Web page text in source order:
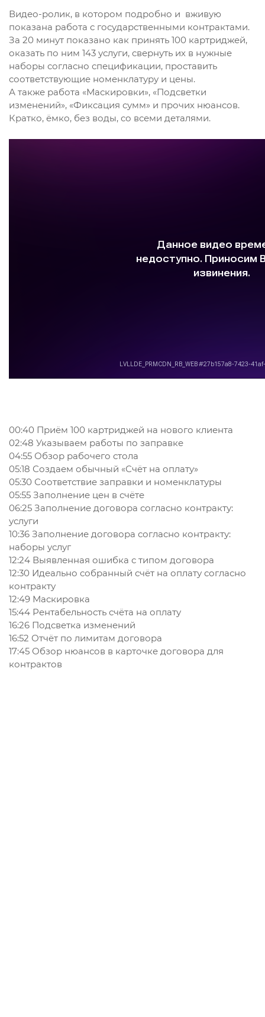
Видео-ролик, в котором подробно и вживую
показана работа с государственными контрактами.
За 20 минут показано как принять 100 картриджей,
оказать по ним 143 услуги, свернуть их в нужные
наборы согласно спецификации, проставить
соответствующие номенклатуру и цены.
А также работа «Маскировки», «Подсветки
изменений», «Фиксация сумм» и прочих нюансов.
Кратко, ёмко, без воды, со всеми деталями.
00:40 Приём 100 картриджей на нового клиента
02:48 Указываем работы по заправке
04:55 Обзор рабочего стола
05:18 Создаем обычный «Счёт на оплату»
05:30 Соответствие заправки и номенклатуры
05:55 Заполнение цен в счёте
06:25 Заполнение договора согласно контракту:
услуги
10:36 Заполнение договора согласно контракту:
наборы услуг
12:24 Выявленная ошибка с типом договора
12:30 Идеально собранный счёт на оплату согласно
контракту
12:49 Маскировка
15:44 Рентабельность счёта на оплату
16:26 Подсветка изменений
16:52 Отчёт по лимитам договора
17:45 Обзор нюансов в карточке договора для
контрактов